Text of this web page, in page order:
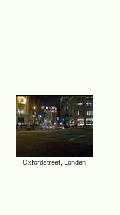
Oxfordstreet, Londen